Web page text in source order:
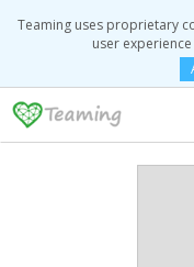
Teaming uses proprietary
user